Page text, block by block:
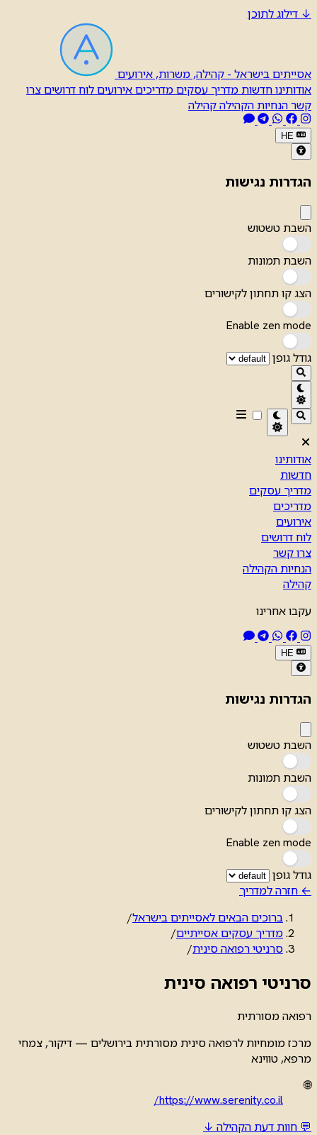
↓ דילוג לתוכן
אסייתים בישראל - קהילה, משרות, אירועים
אודותינוחדשות מדריך עסקיםמדריכיםאירועיםלוח דרושיםצרו
קשרהנחיות הקהילהקהילה
HE
הגדרות נגישות
השבת טשטוש
השבת תמונות
הצג קו תחתון לקישורים
Enable zen mode
גודל גופן
אודותינו
חדשות
מדריך עסקים
מדריכים
אירועים
לוח דרושים
צרו קשר
הנחיות הקהילה
קהילה
עקבו אחרינו
HE
הגדרות נגישות
השבת טשטוש
השבת תמונות
הצג קו תחתון לקישורים
Enable zen mode
גודל גופן
← חזרה למדריך
ברוכים הבאים לאסייתים בישראל/
מדריך עסקים אסייתיים/
סרניטי רפואה סינית/
סרניטי רפואה סינית
רפואה מסורתית
מרכז מומחיות לרפואה סינית מסורתית בירושלים — דיקור, צמחי
מרפא, טווינא
🌐
https://www.serenity.co.il/
💬 חוות דעת הקהילה ↓